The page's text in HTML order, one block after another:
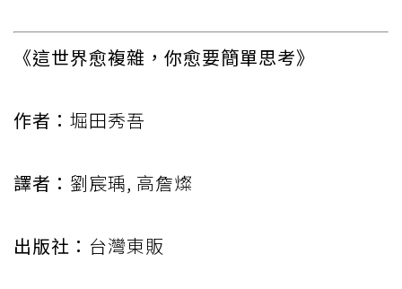
《這世界愈複雜，你愈要簡單思考》
作者： 堀田秀吾
譯者： 劉宸瑀, 高詹燦
出版社： 台灣東販